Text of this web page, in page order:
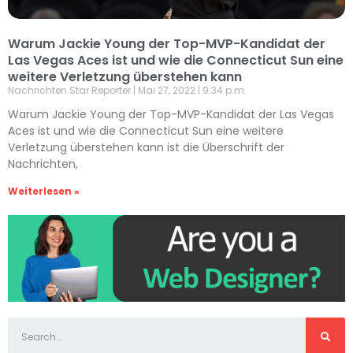
Warum Jackie Young der Top-MVP-Kandidat der
Las Vegas Aces ist und wie die Connecticut Sun eine
weitere Verletzung überstehen kann
Nachrichten Star Reporter Mai 27, 2022 9:34 p.m.
Warum Jackie Young der Top-MVP-Kandidat der Las Vegas
Aces ist und wie die Connecticut Sun eine weitere
Verletzung überstehen kann ist die Überschrift der
Nachrichten,
Weiterlesen »